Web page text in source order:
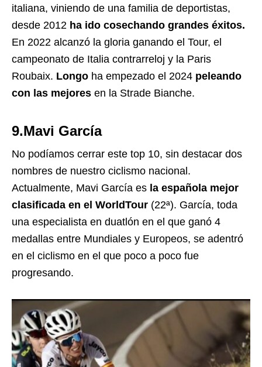
italiana, viniendo de una familia de deportistas,
desde 2012 ha ido cosechando grandes éxitos.
En 2022 alcanzó la gloria ganando el Tour, el
campeonato de Italia contrarreloj y la Paris
Roubaix. Longo ha empezado el 2024 peleando
con las mejores en la Strade Bianche.
9.Mavi García
No podíamos cerrar este top 10, sin destacar dos
nombres de nuestro ciclismo nacional.
Actualmente, Mavi García es la española mejor
clasificada en el WorldTour (22ª). García, toda
una especialista en duatlón en el que ganó 4
medallas entre Mundiales y Europeos, se adentró
en el ciclismo en el que poco a poco fue
progresando.